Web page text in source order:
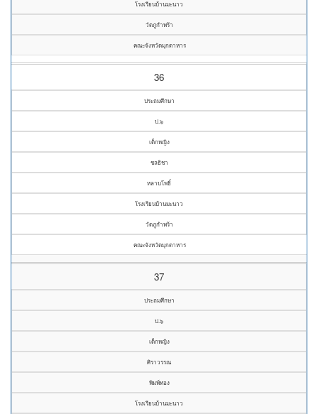
โรงเรียนบ้านมะนาว
วัดภูกำพร้า
คณะจังหวัดมุกดาหาร
36
ประถมศึกษา
ป.๖
เด็กหญิง
ชลธิชา
หลาบโพธิ์
โรงเรียนบ้านมะนาว
วัดภูกำพร้า
คณะจังหวัดมุกดาหาร
37
ประถมศึกษา
ป.๖
เด็กหญิง
ศิราวรรณ
พิมพ์ทอง
โรงเรียนบ้านมะนาว